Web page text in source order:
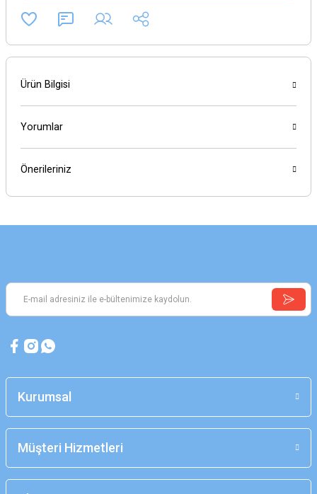
Ürün Bilgisi
Yorumlar
Önerileriniz
Kurumsal
Müşteri Hizmetleri